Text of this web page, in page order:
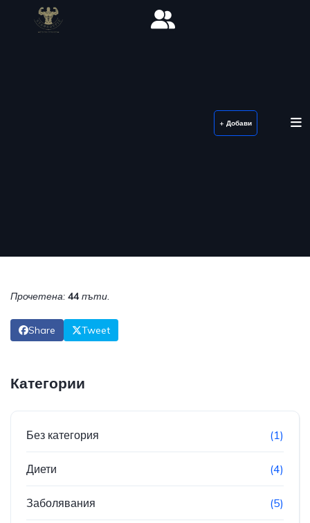
+ Добави
Прочетена: 44 пъти.
Share Tweet
Категории
Без категория (1)
Диети (4)
Заболявания (5)